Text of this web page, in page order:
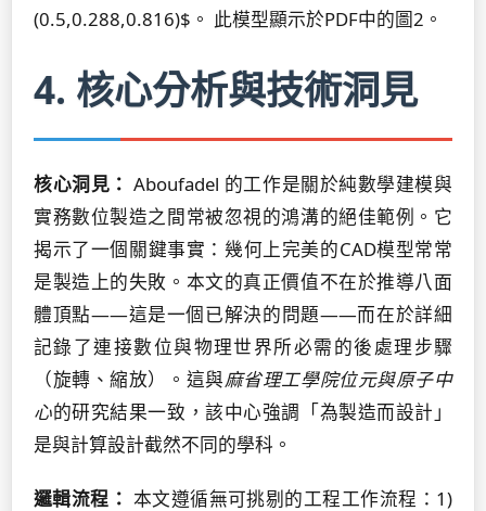
(0.5,0.288,0.816)$。 此模型顯示於PDF中的圖2。
4. 核心分析與技術洞見
核心洞見： Aboufadel 的工作是關於純數學建模與
實務數位製造之間常被忽視的鴻溝的絕佳範例。它
揭示了一個關鍵事實：幾何上完美的CAD模型常常
是製造上的失敗。本文的真正價值不在於推導八面
體頂點——這是一個已解決的問題——而在於詳細
記錄了連接數位與物理世界所必需的後處理步驟
（旋轉、縮放）。這與麻省理工學院位元與原子中
心的研究結果一致，該中心強調「為製造而設計」
是與計算設計截然不同的學科。
邏輯流程： 本文遵循無可挑剔的工程工作流程：1)